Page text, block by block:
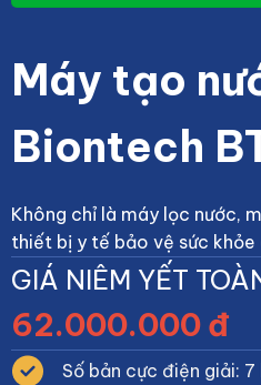
Máy tạo
Biontech
Không chỉ là máy lọc nước,
thiết bị y tế bảo vệ sức khỏe
GIÁ NIÊM YẾT
62.000.000 đ
Số bản cực điện giải: